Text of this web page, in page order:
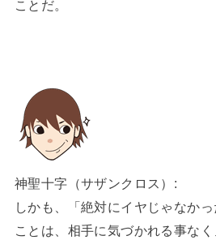
ことだ。
神聖十字（サザンクロス）:
しかも、「絶対にイヤじゃなか
ことは、相手に気づかれる事な